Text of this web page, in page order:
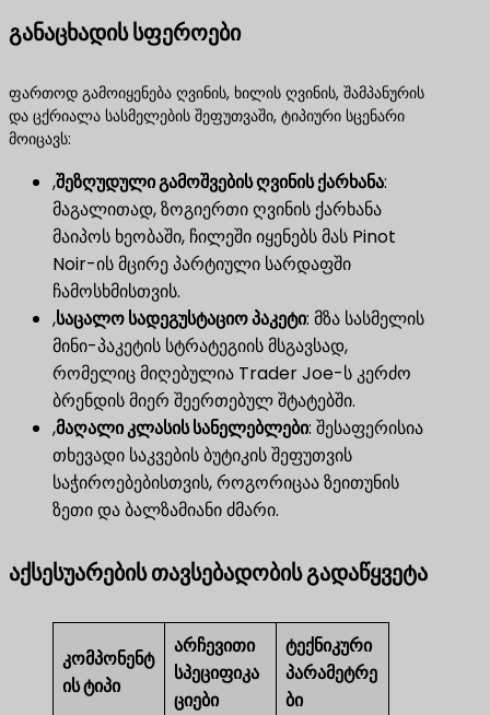
განაცხადის სფეროები
ფართოდ გამოიყენება ღვინის, ხილის ღვინის, შამპანურის
და ცქრიალა სასმელების შეფუთვაში, ტიპიური სცენარი
მოიცავს:
,შეზღუდული გამოშვების ღვინის ქარხანა​:
მაგალითად, ზოგიერთი ღვინის ქარხანა
მაიპოს ხეობაში, ჩილეში იყენებს მას Pinot
Noir-ის მცირე პარტიული სარდაფში
ჩამოსხმისთვის.
,საცალო სადეგუსტაციო პაკეტი​: მზა სასმელის
მინი-პაკეტის სტრატეგიის მსგავსად,
რომელიც მიღებულია Trader Joe-ს კერძო
ბრენდის მიერ შეერთებულ შტატებში.
,მაღალი კლასის სანელებლები​: შესაფერისია
თხევადი საკვების ბუტიკის შეფუთვის
საჭიროებებისთვის, როგორიცაა ზეითუნის
ზეთი და ბალზამიანი ძმარი.
აქსესუარების თავსებადობის გადაწყვეტა
კომპონენტ
ის ტიპი
არჩევითი
სპეციფიკა
ციები
ტექნიკური
პარამეტრე
ბი